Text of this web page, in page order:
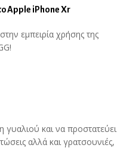
Apple iPhone Xr
εμπειρία χρήσης της
γυαλιού και να προστατεύει
αλλά και γρατσουνιές,